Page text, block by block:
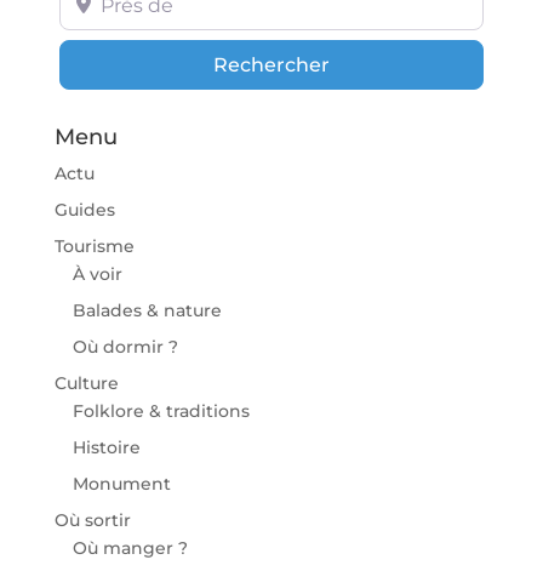
RechercherRechercher
Menu
Actu
Guides
Tourisme
À voir
Balades & nature
Où dormir ?
Culture
Folklore & traditions
Histoire
Monument
Où sortir
Où manger ?